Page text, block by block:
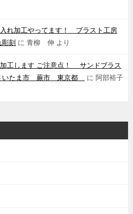
れ加工やってます！ ブラスト工房
刻 に 青柳 伸 より
工します ご注意点！ サンドブラス
いたま市 蕨市 東京都
に 阿部裕子